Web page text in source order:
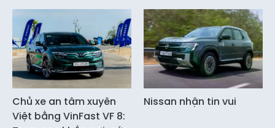
Chủ xe an tâm xuyên
Việt bằng VinFast VF 8:
Nissan nhận tin vui